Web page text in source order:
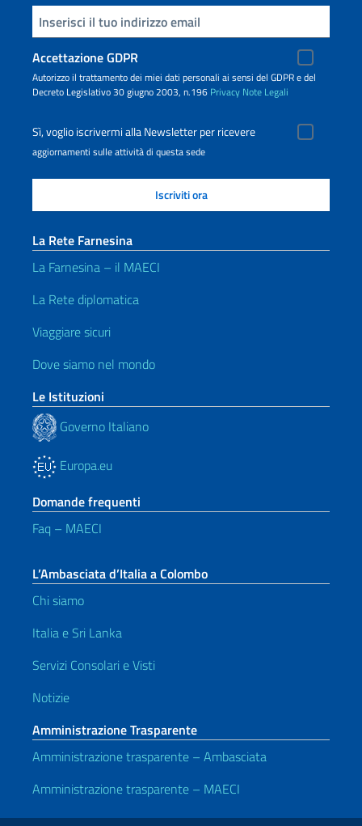
Inserisci la tua email
Accettazione GDPR
Autorizzo il trattamento dei miei dati personali ai sensi del GDPR e del
Decreto Legislativo 30 giugno 2003, n.196 Privacy Note Legali
Sì, voglio iscrivermi alla Newsletter per ricevere
aggiornamenti sulle attività di questa sede
La Rete Farnesina
La Farnesina – il MAECI
La Rete diplomatica
Viaggiare sicuri
Dove siamo nel mondo
Le Istituzioni
Governo Italiano
Europa.eu
Domande frequenti
Faq – MAECI
L’Ambasciata d’Italia a Colombo
Chi siamo
Italia e Sri Lanka
Servizi Consolari e Visti
Notizie
Amministrazione Trasparente
Amministrazione trasparente – Ambasciata
Amministrazione trasparente – MAECI